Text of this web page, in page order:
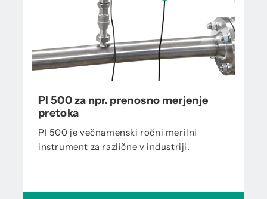
PI 500 za npr. prenosno merjenje
pretoka
PI 500 je večnamenski ročni merilni
instrument za različne v industriji.